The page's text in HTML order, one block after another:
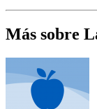
Más sobre